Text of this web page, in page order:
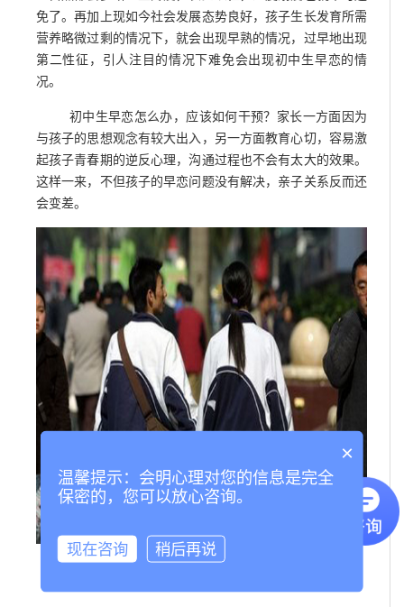
免了。再加上现如今社会发展态势良好，孩子生长发育所需
营养略微过剩的情况下，就会出现早熟的情况，过早地出现
第二性征，引人注目的情况下难免会出现初中生早恋的情
况。
初中生早恋怎么办，应该如何干预？家长一方面因为
与孩子的思想观念有较大出入，另一方面教育心切，容易激
起孩子青春期的逆反心理，沟通过程也不会有太大的效果。
这样一来，不但孩子的早恋问题没有解决，亲子关系反而还
会变差。
×
温馨提示：会明心理对您的信息是完全
保密的，您可以放心咨询。
现在咨询 稍后再说